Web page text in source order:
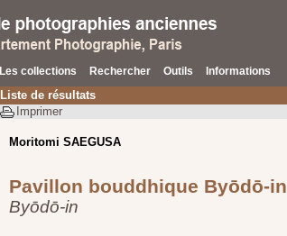
Les collections Rechercher Outils Informations
Liste de résultats
Imprimer
Moritomi SAEGUSA
Pavillon bouddhique Byōdō-in
Byōdō-in